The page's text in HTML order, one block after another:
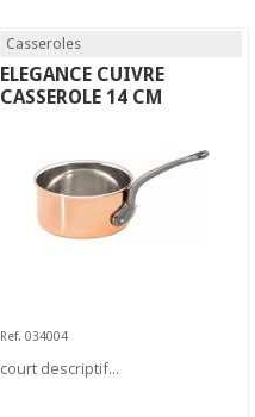
Casseroles
ELEGANCE CUIVRE
CASSEROLE 14 CM
Ref. 034004
court descriptif...